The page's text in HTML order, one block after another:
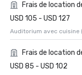
Frais de location
USD 105 - USD 127
Auditorium avec cuisine
Frais de location
USD 85 - USD 102